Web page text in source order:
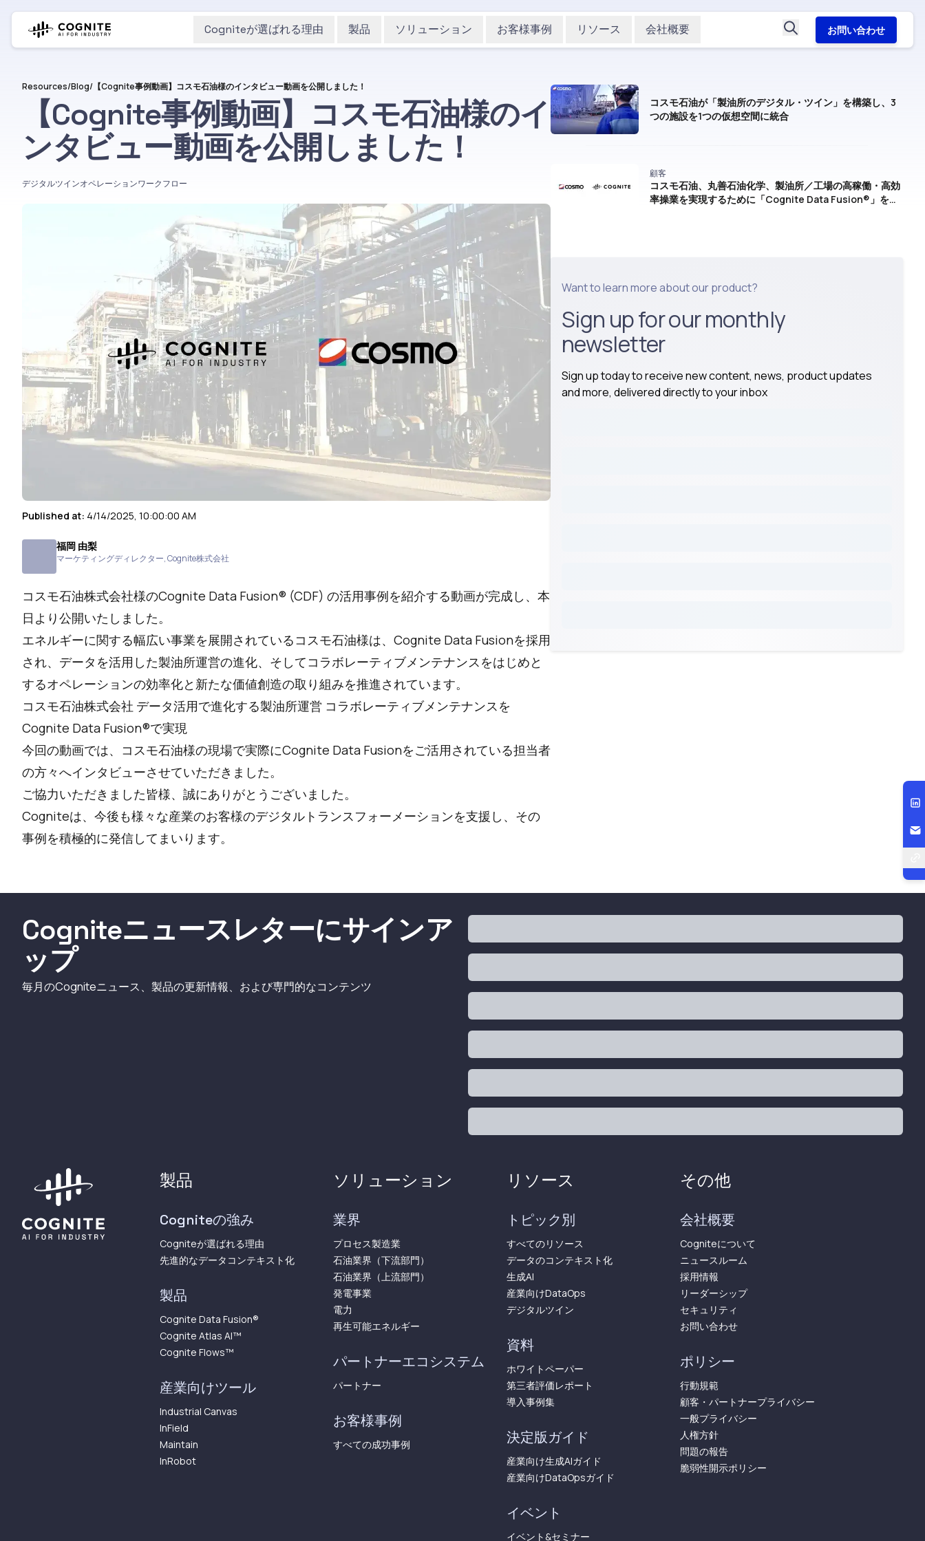
Cogniteが選ばれる理由 製品 ソリューション お客様事例 リソース 会社概要 お問い合わせ
Resources/Blog/ 【Cognite事例動画】コスモ石油様のインタビュー動画を公開しました！
【Cognite事例動画】コスモ石油様のイ
ンタビュー動画を公開しました！
デジタルツインオペレーションワークフロー
Published at: 4/14/2025, 10:00:00 AM
福岡 由梨
マーケティングディレクター,Cognite株式会社
コスモ石油株式会社様のCognite Data Fusion® (CDF) の活用事例を紹介する動画が完成し、本
日より公開いたしました。
エネルギーに関する幅広い事業を展開されているコスモ石油様は、Cognite Data Fusionを採用
され、データを活用した製油所運営の進化、そしてコラボレーティブメンテナンスをはじめと
するオペレーションの効率化と新たな価値創造の取り組みを推進されています。
コスモ石油株式会社 データ活用で進化する製油所運営 コラボレーティブメンテナンスを
Cognite Data Fusion®︎で実現
今回の動画では、コスモ石油様の現場で実際にCognite Data Fusionをご活用されている担当者
の方々へインタビューさせていただきました。
ご協力いただきました皆様、誠にありがとうございました。
Cogniteは、今後も様々な産業のお客様のデジタルトランスフォーメーションを支援し、その
事例を積極的に発信してまいります。
コスモ石油が「製油所のデジタル・ツイン」を構築し、3
つの施設を1つの仮想空間に統合
顧客
コスモ石油、丸善石油化学、製油所／工場の高稼働・高効
率操業を実現するために「Cognite Data Fusion®︎」を採
Want to learn more about our product?
Sign up for our monthly
newsletter
Sign up today to receive new content, news, product updates
and more, delivered directly to your inbox
Cogniteニュースレターにサインア
ップ
毎月のCogniteニュース、製品の更新情報、および専門的なコンテンツ
製品
Cogniteの強み
Cogniteが選ばれる理由
先進的なデータコンテキスト化
製品
Cognite Data Fusion®
Cognite Atlas AI™︎
Cognite Flows™︎
産業向けツール
Industrial Canvas
InField
Maintain
InRobot
ソリューション
業界
プロセス製造業
石油業界（下流部門）
石油業界（上流部門）
発電事業
電力
再生可能エネルギー
パートナーエコシステム
パートナー
お客様事例
すべての成功事例
リソース
トピック別
すべてのリソース
データのコンテキスト化
生成AI
産業向けDataOps
デジタルツイン
資料
ホワイトペーパー
第三者評価レポート
導入事例集
決定版ガイド
産業向け生成AIガイド
産業向けDataOpsガイド
イベント
イベント&セミナー
その他
会社概要
Cogniteについて
ニュースルーム
採用情報
リーダーシップ
セキュリティ
お問い合わせ
ポリシー
行動規範
顧客・パートナープライバシー
一般プライバシー
人権方針
問題の報告
脆弱性開示ポリシー